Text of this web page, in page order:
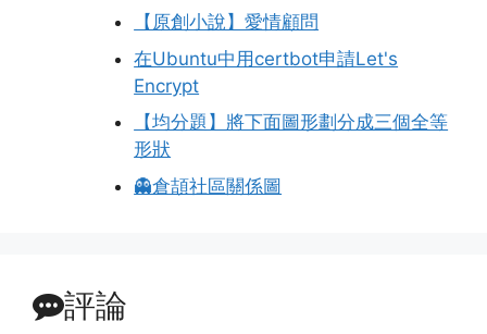
【原創小說】愛情顧問
在Ubuntu中用certbot申請Let's
Encrypt
【均分題】將下面圖形劃分成三個全等
形狀
👻倉頡社區關係圖
評論